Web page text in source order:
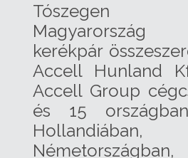
Tószegen
Magyarország
kerékpár
Accell Hunland
Accell Group
és 15
Hollandiában,
Németországban,